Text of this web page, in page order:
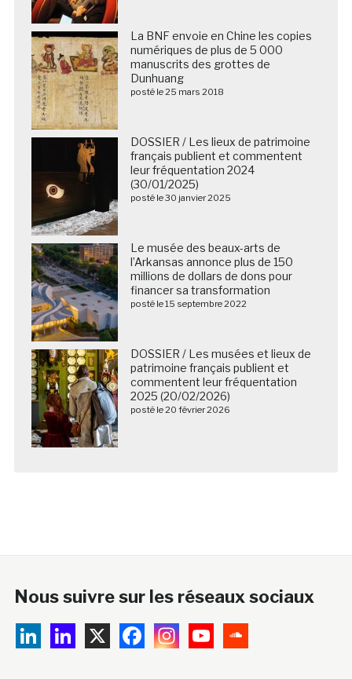
La BNF envoie en Chine les copies
numériques de plus de 5 000
manuscrits des grottes de
Dunhuang
posté le 25 mars 2018
DOSSIER / Les lieux de patrimoine
français publient et commentent
leur fréquentation 2024
(30/01/2025)
posté le 30 janvier 2025
Le musée des beaux-arts de
l’Arkansas annonce plus de 150
millions de dollars de dons pour
financer sa transformation
posté le 15 septembre 2022
DOSSIER / Les musées et lieux de
patrimoine français publient et
commentent leur fréquentation
2025 (20/02/2026)
posté le 20 février 2026
Nous suivre sur les réseaux sociaux